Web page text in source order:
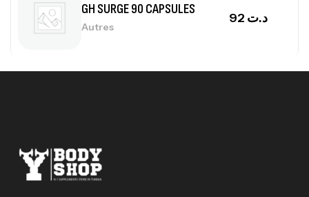
GH SURGE 90 CAPSULES
Autres
د.ت
100% Pure Whey – 2,27kg – BIOTECHUSA